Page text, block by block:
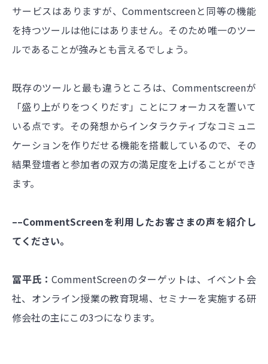
サービスはありますが、Commentscreenと同等の機能
を持つツールは他にはありません。そのため唯一のツー
ルであることが強みとも言えるでしょう。
既存のツールと最も違うところは、Commentscreenが
「盛り上がりをつくりだす」ことにフォーカスを置いて
いる点です。その発想からインタラクティブなコミュニ
ケーションを作りだせる機能を搭載しているので、その
結果登壇者と参加者の双方の満足度を上げることができ
ます。
––CommentScreenを利用したお客さまの声を紹介し
てください。
冨平氏：CommentScreenのターゲットは、イベント会
社、オンライン授業の教育現場、セミナーを実施する研
修会社の主にこの3つになります。